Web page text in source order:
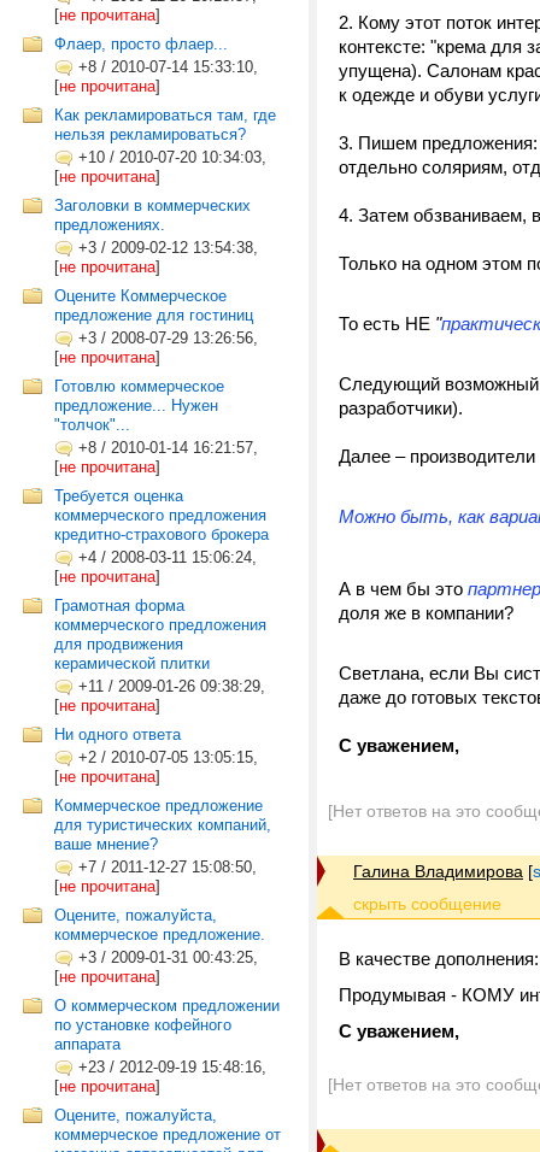
[не прочитана]
Флаер, просто флаер...
+8 / 2010-07-14 15:33:10,
[не прочитана]
Как рекламироваться там, где
нельзя рекламироваться?
+10 / 2010-07-20 10:34:03,
[не прочитана]
Заголовки в коммерческих
предложениях.
+3 / 2009-02-12 13:54:38,
[не прочитана]
Оцените Коммерческое
предложение для гостиниц
+3 / 2008-07-29 13:26:56,
[не прочитана]
Готовлю коммерческое
предложение... Нужен
"толчок"...
+8 / 2010-01-14 16:21:57,
[не прочитана]
Требуется оценка
коммерческого предложения
кредитно-страхового брокера
+4 / 2008-03-11 15:06:24,
[не прочитана]
Грамотная форма
коммерческого предложения
для продвижения
керамической плитки
+11 / 2009-01-26 09:38:29,
[не прочитана]
Ни одного ответа
+2 / 2010-07-05 13:05:15,
[не прочитана]
Коммерческое предложение
для туристических компаний,
ваше мнение?
+7 / 2011-12-27 15:08:50,
[не прочитана]
Оцените, пожалуйста,
коммерческое предложение.
+3 / 2009-01-31 00:43:25,
[не прочитана]
О коммерческом предложении
по установке кофейного
аппарата
+23 / 2012-09-19 15:48:16,
[не прочитана]
Оцените, пожалуйста,
коммерческое предложение от
2. Кому этот поток
контексте: "крема для
упущена). Салонам
к одежде и обуви
3. Пишем предложения:
отдельно соляриям,
4. Затем обзваниваем,
Только на одном этом
То есть НЕ "
Следующий возможный
разработчики).
Далее – производители
Можно быть, как
А в чем бы это
доля же в компании?
Светлана, если Вы
даже до готовых
С уважением,
[Нет ответов на это
Галина Владимирова [
В качестве дополнения:
Продумывая - КОМУ
С уважением,
[Нет ответов на это